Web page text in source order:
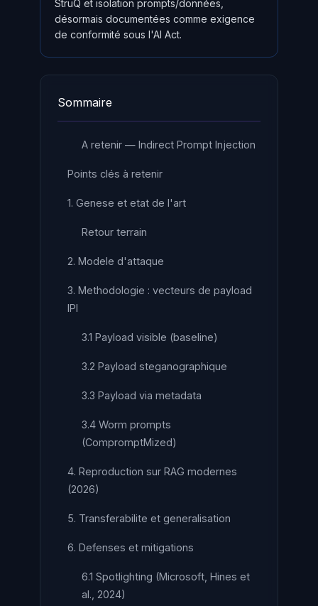
StruQ et isolation prompts/données,
désormais documentées comme exigence
de conformité sous l'AI Act.
Sommaire
A retenir — Indirect Prompt Injection
Points clés à retenir
1. Genese et etat de l'art
Retour terrain
2. Modele d'attaque
3. Methodologie : vecteurs de payload
IPI
3.1 Payload visible (baseline)
3.2 Payload steganographique
3.3 Payload via metadata
3.4 Worm prompts
(CompromptMized)
4. Reproduction sur RAG modernes
(2026)
5. Transferabilite et generalisation
6. Defenses et mitigations
6.1 Spotlighting (Microsoft, Hines et
al., 2024)